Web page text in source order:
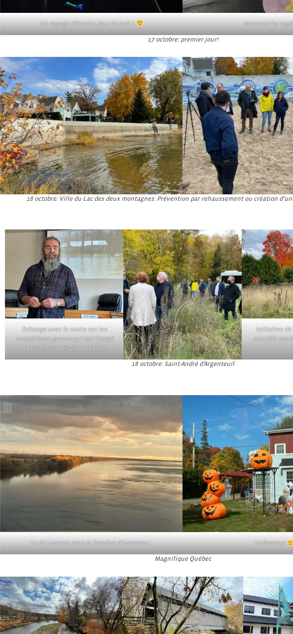
Un voyage d’études jour et nuit ! Montréal by
17 octobre: premier jour!
18 octobre: Ville du Lac des deux montagnes: Prévention par rehaussement ou création
Echange avec le maire sur les
inondations graves qui ont frappé
sa commune en 2017 et 2019
Initiative de
parcelle
18 octobre: Saint-André d’Argenteuil
Le St Laurent sous la lumière d’automne… Halloween
Magnifique Québec